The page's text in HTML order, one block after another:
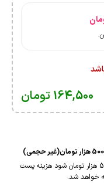
164,500 تومان
چنانچه جمع سبد خرید شما بالای 2 میلیون و 500 هزار تومان شود هزینه پست
خواهد شد.